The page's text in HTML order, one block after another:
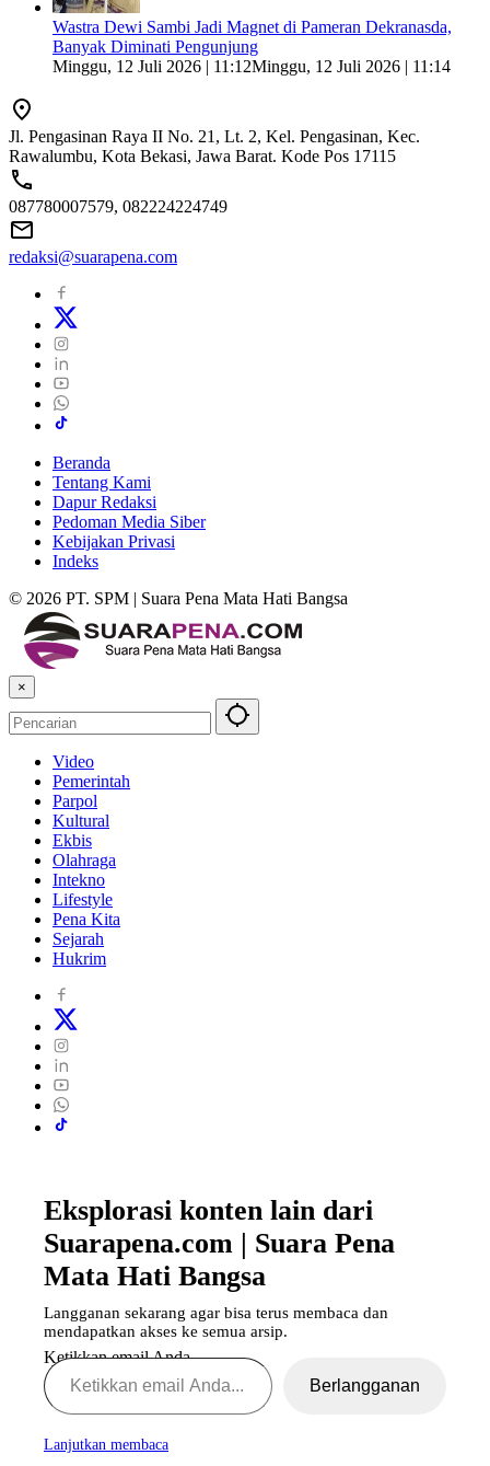
Wastra Dewi Sambi Jadi Magnet di Pameran Dekranasda,
Banyak Diminati Pengunjung
Minggu, 12 Juli 2026 | 11:12Minggu, 12 Juli 2026 | 11:14
Jl. Pengasinan Raya II No. 21, Lt. 2, Kel. Pengasinan, Kec.
Rawalumbu, Kota Bekasi, Jawa Barat. Kode Pos 17115
087780007579, 082224224749
redaksi@suarapena.com
Beranda
Tentang Kami
Dapur Redaksi
Pedoman Media Siber
Kebijakan Privasi
Indeks
© 2026 PT. SPM | Suara Pena Mata Hati Bangsa
×
Video
Pemerintah
Parpol
Kultural
Ekbis
Olahraga
Intekno
Lifestyle
Pena Kita
Sejarah
Hukrim
Eksplorasi konten lain dari
Suarapena.com | Suara Pena
Mata Hati Bangsa
Langganan sekarang agar bisa terus membaca dan
mendapatkan akses ke semua arsip.
Ketikkan email Anda...
Berlangganan
Lanjutkan membaca